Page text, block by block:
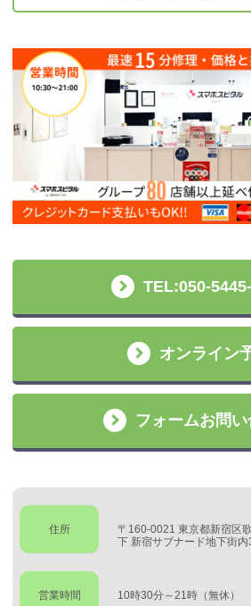
TEL:050-
オンライン
フォームお問
住所
〒160-0021 東京都新宿区
下 新宿サブナード地下街
営業時間 10時30分～21時（無休）